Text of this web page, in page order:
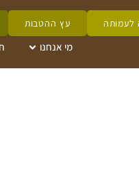
מי אנחנו
לעמותה עץ ההטבות